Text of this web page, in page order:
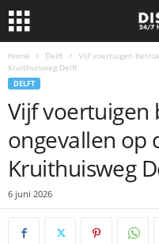
Home Delft
Vijf voertuigen
Kruithuisweg Delft
DELFT
Vijf
ongevallen op
Kruithuisweg
6 juni 2026